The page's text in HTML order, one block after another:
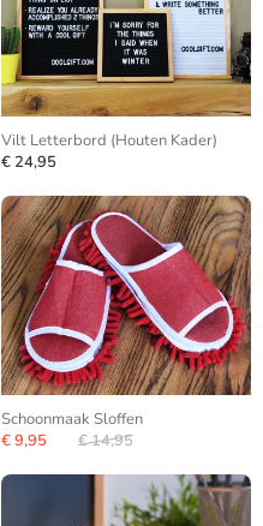
Vilt Letterbord (Houten Kader)
€ 24,95
Schoonmaak Sloffen
€ 9,95
€ 14,95